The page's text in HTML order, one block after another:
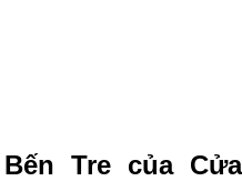
Tre của Cửa